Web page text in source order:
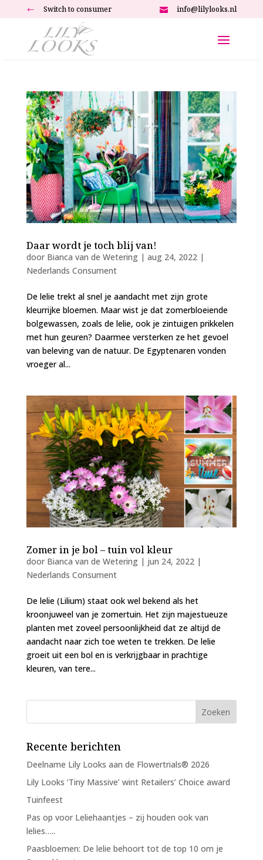
# Switch to consumer  info@lilylooks.nl
Daar wordt je toch blij van!
door Bianca van de Wetering| aug 24, 2022|
Nederlands Consument
De lelie trekt al snel je aandacht met zijn grote
kleurrijke bloemen. Maar wist je dat zomerbloeiende
bolgewassen, zoals de lelie, ook je zintuigen prikkelen
met hun geuren? Daarmee versterken ze het gevoel
van beleving van de natuur. De Egyptenaren vonden
vroeger al...
Zomer in je bol – tuin vol kleur
door Bianca van de Wetering| jun 24, 2022|
Nederlands Consument
De lelie (Lilium) staat ook wel bekend als het
kroonjuweel van je zomertuin. Het zijn majestueuze
planten met zoveel persoonlijkheid dat ze altijd de
aandacht naar zich toe weten te trekken. De lelie
groeit uit een bol en is verkrijgbaar in prachtige
kleuren, van tere...
Recente berichten
Deelname Lily Looks aan de Flowertrials® 2026
Lily Looks ‘Tiny Massive’ wint Retailers’ Choice award
Tuinfeest
Pas op voor Leliehaantjes – zij houden ook van
lelies…..
Paasbloemen: De lelie behoort tot de top 10 om je